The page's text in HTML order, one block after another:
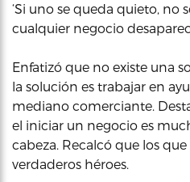
‘Si uno se queda quieto, no
cualquier negocio
Enfatizó que no existe una
la solución es trabajar en
mediano comerciante.
el iniciar un negocio es
cabeza. Recalcó que los
verdaderos héroes.